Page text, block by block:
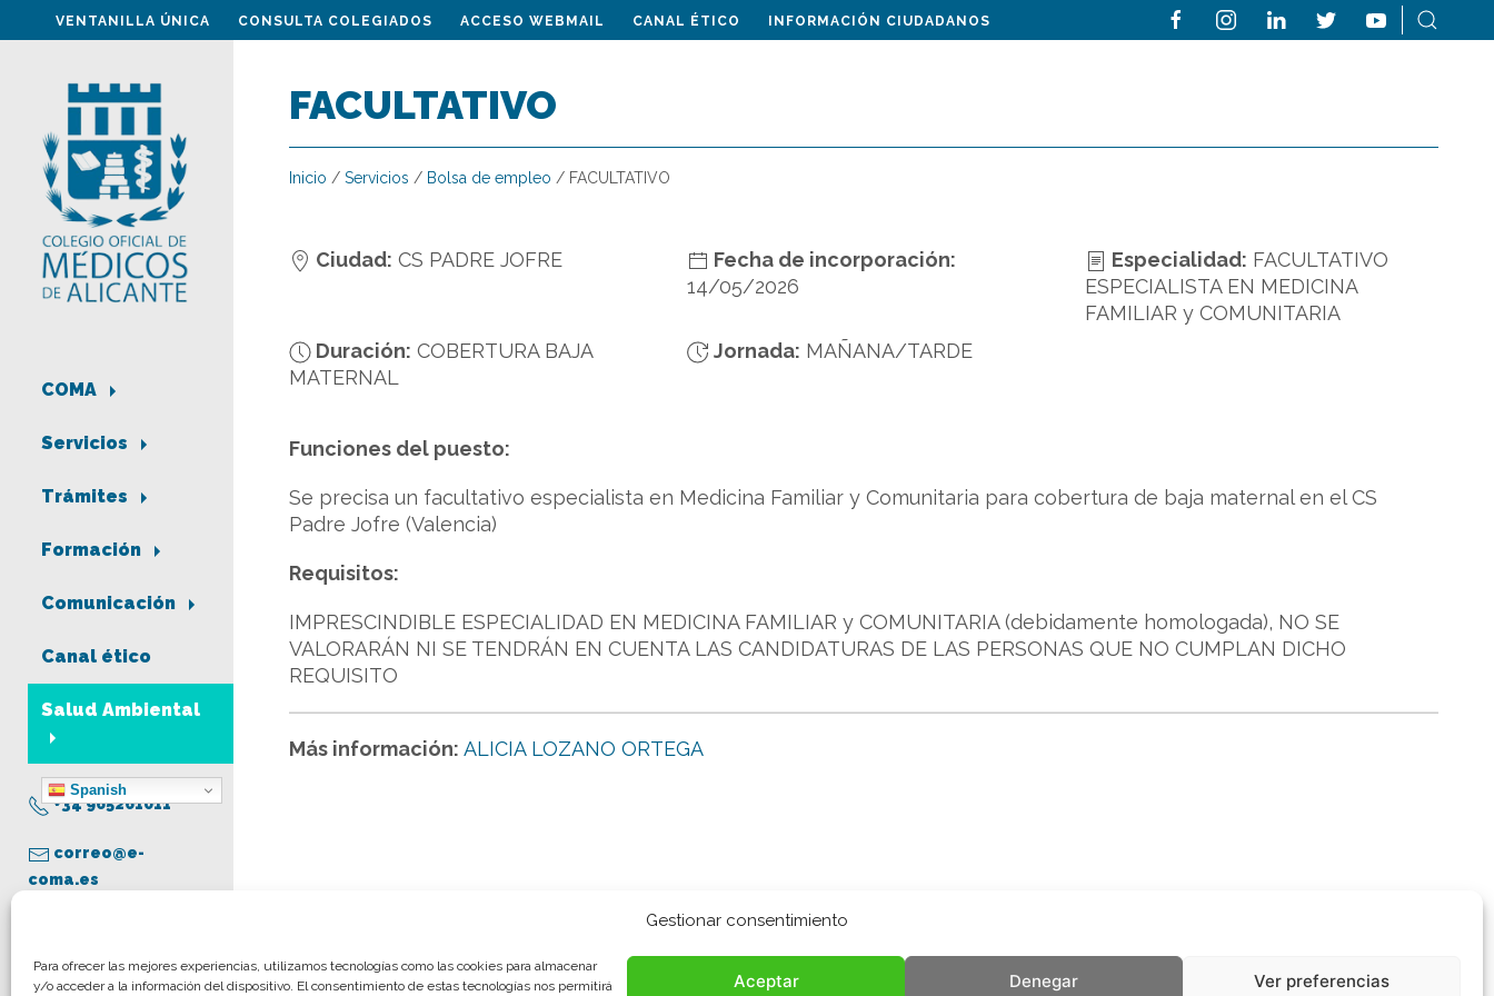
Gestionar consentimiento
Para ofrecer las mejores experiencias, utilizamos tecnologías como las cookies para almacenar
y/o acceder a la información del dispositivo. El consentimiento de estas tecnologías nos permitirá
Aceptar Denegar Ver preferencias
VENTANILLA ÚNICA CONSULTA COLEGIADOS ACCESO WEBMAIL CANAL ÉTICO INFORMACIÓN CIUDADANOS
COMA
Servicios
Trámites
Formación
Comunicación
Canal ético
Salud Ambiental
Spanish
+34 965261011
correo@e-
coma.es
Aviso legal
FACULTATIVO
Inicio / Servicios / Bolsa de empleo / FACULTATIVO
Ciudad: CS PADRE JOFRE
Fecha de incorporación:
14/05/2026
Especialidad: FACULTATIVO
ESPECIALISTA EN MEDICINA
FAMILIAR y COMUNITARIA
Duración: COBERTURA BAJA
MATERNAL
Jornada: MAÑANA/TARDE
Funciones del puesto:
Se precisa un facultativo especialista en Medicina Familiar y Comunitaria para cobertura de baja maternal en el CS
Padre Jofre (Valencia)
Requisitos:
IMPRESCINDIBLE ESPECIALIDAD EN MEDICINA FAMILIAR y COMUNITARIA (debidamente homologada), NO SE
VALORARÁN NI SE TENDRÁN EN CUENTA LAS CANDIDATURAS DE LAS PERSONAS QUE NO CUMPLAN DICHO
REQUISITO
Más información: ALICIA LOZANO ORTEGA